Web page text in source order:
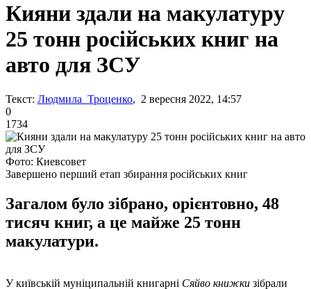
Кияни здали на макулатуру
25 тонн російських книг на
авто для ЗСУ
Текст: Людмила Троценко, 2 вересня 2022, 14:57
0
1734
Фото: Киевсовет
Завершено перший етап збирання російських книг
Загалом було зібрано, орієнтовно, 48
тисяч книг, а це майже 25 тонн
макулатури.
У київській муніципальній книгарні Сяйво книжки зібрали